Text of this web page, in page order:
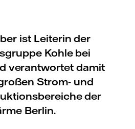
ist Leiterin der
Kohle bei
verantwortet damit
Strom- und
der
Berlin.